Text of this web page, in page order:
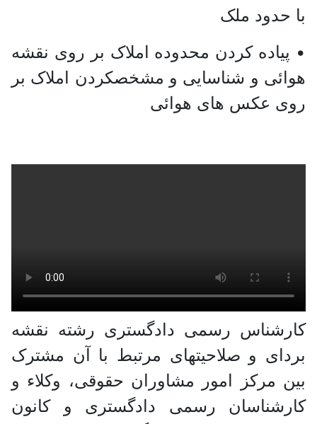
با حدود ملک
• پیاده کردن محدوده املاک بر روی نقشه
هوائی و شناسایی و مشخصکردن املاک بر
روی عکس های هوائی
کارشناس رسمی دادگستری رشته نقشه
بردای و صلاحیتهای مرتبط با آن مشترک
بین مرکز امور مشاوران حقوقی، وکلاء و
کارشناسان رسمی دادگستری و کانون